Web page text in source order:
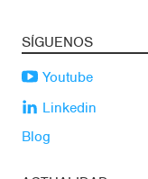
SÍGUENOS
Youtube
Linkedin
Blog